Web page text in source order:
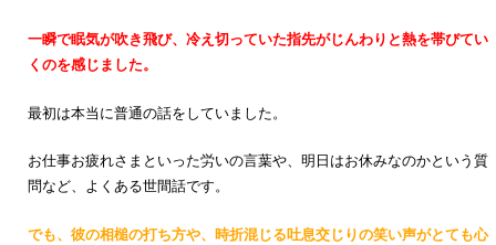
一瞬で眠気が吹き飛び、冷え切っていた指先がじんわりと熱を帯びてい
くのを感じました。
最初は本当に普通の話をしていました。
お仕事お疲れさまといった労いの言葉や、明日はお休みなのかという質
問など、よくある世間話です。
でも、彼の相槌の打ち方や、時折混じる吐息交じりの笑い声がとても心